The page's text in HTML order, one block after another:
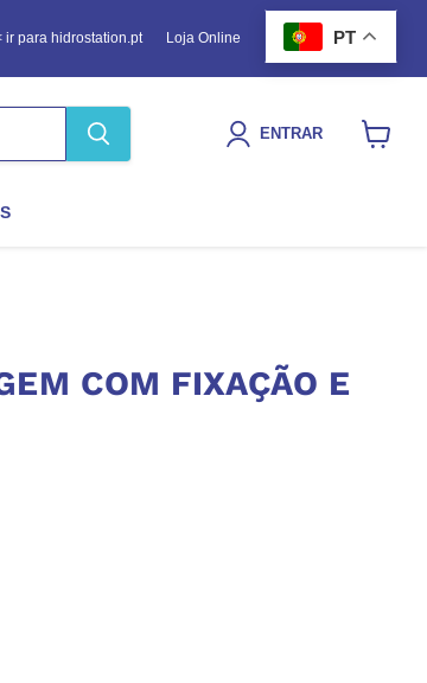
ir para hidrostation.pt Loja Online PT
ENTRAR
COM FIXAÇÃO E